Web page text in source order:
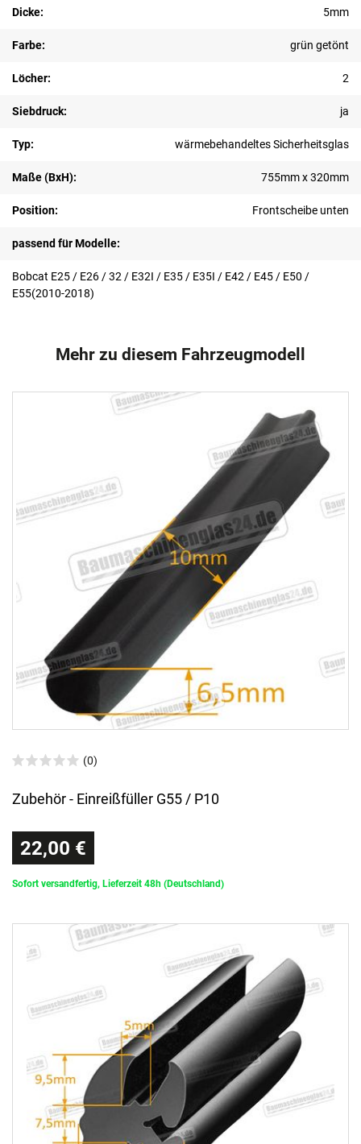
Dicke: 5mm
Farbe: grün getönt
Löcher: 2
Siebdruck: ja
Typ: wärmebehandeltes Sicherheitsglas
Maße (BxH): 755mm x 320mm
Position: Frontscheibe unten
passend für Modelle:
Bobcat E25 / E26 / 32 / E32I / E35 / E35I / E42 / E45 / E50 /
E55(2010-2018)
Mehr zu diesem Fahrzeugmodell
(0)
Zubehör - Einreißfüller G55 / P10
22,00 €
Sofort versandfertig, Lieferzeit 48h (Deutschland)